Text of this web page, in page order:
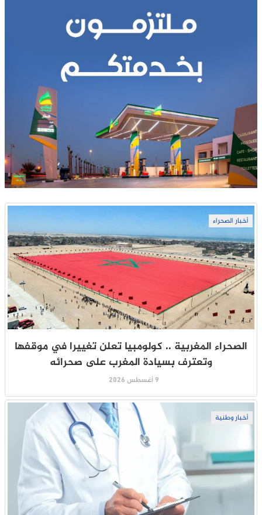
أخبار الصحراء
الصحراء المغربية .. كولومبيا تعلن تغييرا في موقفها
وتعترف بسيادة المغرب على صحرائه
9 أغسطس 2026
أخبار وطنية